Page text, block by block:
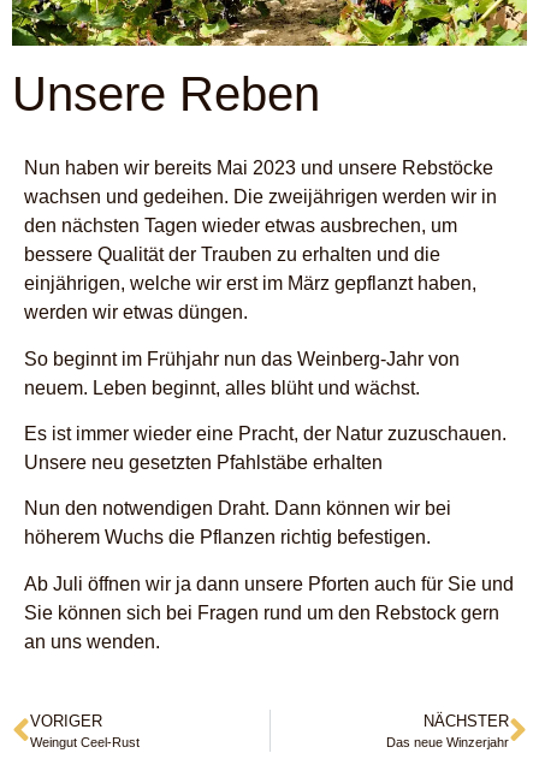
Unsere Reben
Nun haben wir bereits Mai 2023 und unsere Rebstöcke
wachsen und gedeihen. Die zweijährigen werden wir in
den nächsten Tagen wieder etwas ausbrechen, um
bessere Qualität der Trauben zu erhalten und die
einjährigen, welche wir erst im März gepflanzt haben,
werden wir etwas düngen.
So beginnt im Frühjahr nun das Weinberg-Jahr von
neuem. Leben beginnt, alles blüht und wächst.
Es ist immer wieder eine Pracht, der Natur zuzuschauen.
Unsere neu gesetzten Pfahlstäbe erhalten
Nun den notwendigen Draht. Dann können wir bei
höherem Wuchs die Pflanzen richtig befestigen.
Ab Juli öffnen wir ja dann unsere Pforten auch für Sie und
Sie können sich bei Fragen rund um den Rebstock gern
an uns wenden.
VORIGER
Weingut Ceel-Rust
NÄCHSTER
Das neue Winzerjahr